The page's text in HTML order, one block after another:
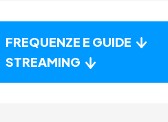
FREQUENZE E GUIDE
STREAMING